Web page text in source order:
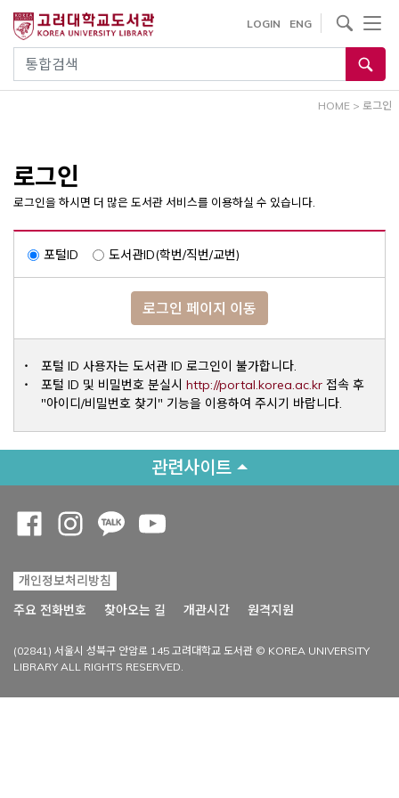
건
통합검색
LOGIN ENG
사이트내 검색
HOME > 로그인
로그인
로그인을 하시면 더 많은 도서관 서비스를 이용하실 수 있습니다.
포털ID 도서관ID(학번/직번/교번)
로그인 페이지 이동
포털 ID 사용자는 도서관 ID 로그인이 불가합니다.
포털 ID 및 비밀번호 분실시 http://portal.korea.ac.krOpens a
접속 후
"아이디/비밀번호 찾기" 기능을 이용하여 주시기 바랍니다.
관련사이트
개인정보처리방침
주요 전화번호
찾아오는 길 개관시간 원격지원
(02841) 서울시 성북구 안암로 145 고려대학교 도서관 © KOREA UNIVERSITY
LIBRARY ALL RIGHTS RESERVED.
Opens a new window
Opens a new window
Opens a new window